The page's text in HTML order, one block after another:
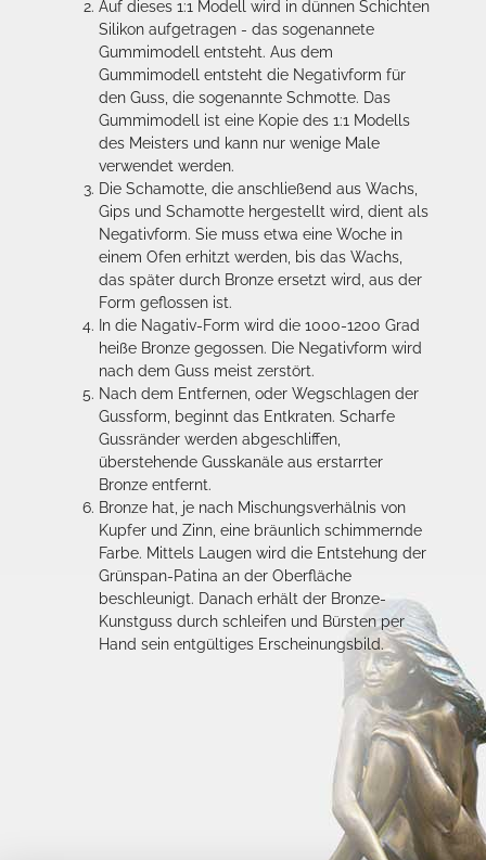
Auf dieses 1:1 Modell wird in dünnen Schichten
Silikon aufgetragen - das sogenannete
Gummimodell entsteht. Aus dem
Gummimodell entsteht die Negativform für
den Guss, die sogenannte Schmotte. Das
Gummimodell ist eine Kopie des 1:1 Modells
des Meisters und kann nur wenige Male
verwendet werden.
Die Schamotte, die anschließend aus Wachs,
Gips und Schamotte hergestellt wird, dient als
Negativform. Sie muss etwa eine Woche in
einem Ofen erhitzt werden, bis das Wachs,
das später durch Bronze ersetzt wird, aus der
Form geflossen ist.
In die Nagativ-Form wird die 1000-1200 Grad
heiße Bronze gegossen. Die Negativform wird
nach dem Guss meist zerstört.
Nach dem Entfernen, oder Wegschlagen der
Gussform, beginnt das Entkraten. Scharfe
Gussränder werden abgeschliffen,
überstehende Gusskanäle aus erstarrter
Bronze entfernt.
Bronze hat, je nach Mischungsverhälnis von
Kupfer und Zinn, eine bräunlich schimmernde
Farbe. Mittels Laugen wird die Entstehung der
Grünspan-Patina an der Oberfläche
beschleunigt. Danach erhält der Bronze-
Kunstguss durch schleifen und Bürsten per
Hand sein entgültiges Erscheinungsbild.